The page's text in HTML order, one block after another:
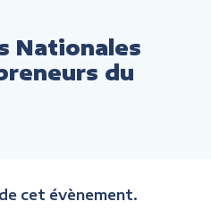
Nationales
du
cet évènement.